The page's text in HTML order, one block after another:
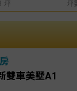
坪
坪
雙車美墅A1